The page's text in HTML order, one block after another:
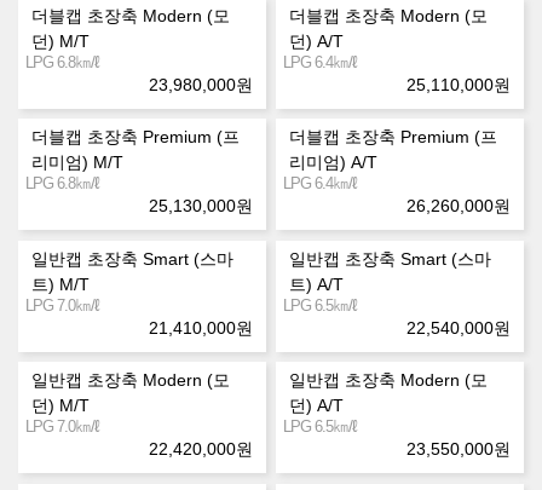
더블캡 초장축 Modern (모
던) M/T
LPG 6.8㎞/ℓ
23,980,000원
더블캡 초장축 Modern (모
던) A/T
LPG 6.4㎞/ℓ
25,110,000원
더블캡 초장축 Premium (프
리미엄) M/T
LPG 6.8㎞/ℓ
25,130,000원
더블캡 초장축 Premium (프
리미엄) A/T
LPG 6.4㎞/ℓ
26,260,000원
일반캡 초장축 Smart (스마
트) M/T
LPG 7.0㎞/ℓ
21,410,000원
일반캡 초장축 Smart (스마
트) A/T
LPG 6.5㎞/ℓ
22,540,000원
일반캡 초장축 Modern (모
던) M/T
LPG 7.0㎞/ℓ
22,420,000원
일반캡 초장축 Modern (모
던) A/T
LPG 6.5㎞/ℓ
23,550,000원